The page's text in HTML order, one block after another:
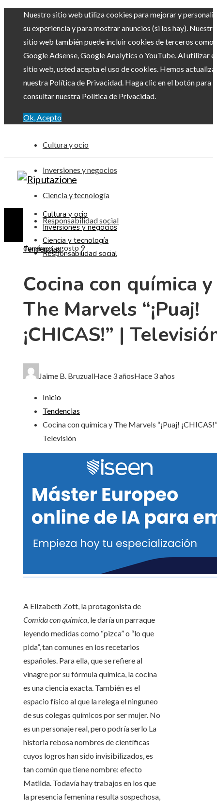
Nuestro sitio web utiliza cookies para mejorar y
su experiencia y para mostrar anuncios (si los hay). Nuestro
sitio web también puede incluir cookies de terceros como
Google Adsense, Google Analytics o YouTube. Al utilizar el
sitio web, usted acepta el uso de cookies. Hemos
nuestra Política de Privacidad. Haga clic en el botón para
consultar nuestra Política de Privacidad.
Ok, Acepto
Cultura y ocio
Inversiones y negocios
Ciencia y tecnología
Responsabilidad social
domingo, agosto 9
Cultura y ocio
Inversiones y negocios
Ciencia y tecnología
Responsabilidad social
Tendencias
Cocina con química y
The Marvels “¡Puaj!
¡CHICAS!” |
Jaime B. BruzualHace 3 añosHace 3 años
Inicio
Tendencias
Cocina con química y The Marvels “¡Puaj!
Televisión
A Elizabeth Zott, la protagonista de
Comida con química, le daría un parraque
leyendo medidas como “pizca” o “lo que
pida”, tan comunes en los recetarios
españoles. Para ella, que se refiere al
vinagre por su fórmula química, la cocina
es una ciencia exacta. También es el
espacio físico al que la relega el ninguneo
de sus colegas químicos por ser mujer. No
es un personaje real, pero podría serlo La
historia rebosa nombres de científicas
cuyos logros han sido invisibilizados, es
tan común que tiene nombre: efecto
Matilda. Todavía hay trabajos en los que
la presencia femenina resulta sospechosa,